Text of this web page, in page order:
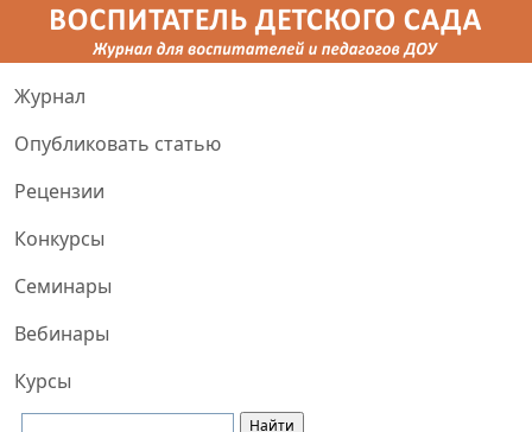
Журнал
Опубликовать статью
Рецензии
Конкурсы
Семинары
Вебинары
Курсы